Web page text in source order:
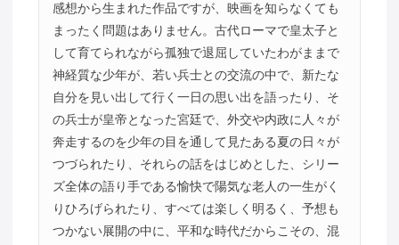
感想から生まれた作品ですが、映画を知らなくても
まったく問題はありません。古代ローマで皇太子と
して育てられながら孤独で退屈していたわがままで
神経質な少年が、若い兵士との交流の中で、新たな
自分を見い出して行く一日の思い出を語ったり、そ
の兵士が皇帝となった宮廷で、外交や内政に人々が
奔走するのを少年の目を通して見たある夏の日々が
つづられたり、それらの話をはじめとした、シリー
ズ全体の語り手である愉快で陽気な老人の一生がく
りひろげられたり、すべては楽しく明るく、予想も
つかない展開の中に、平和な時代だからこその、混